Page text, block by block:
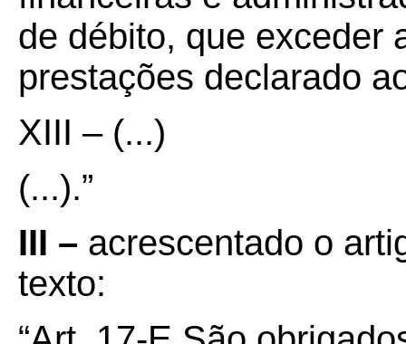
de débito, que exceder
prestações declarado
XIII – (...)
(...).”
III – acrescentado o
texto: